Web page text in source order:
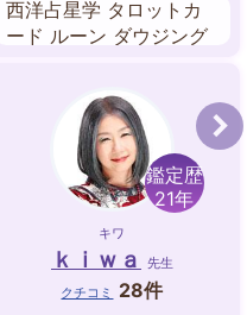
西洋占星学 タロットカ
ード ルーン ダウジング
鑑定歴
21年
キワ
ｋｉｗａ 先生
クチコミ
28件